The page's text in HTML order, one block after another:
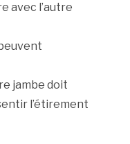
avec l’autre
jambe doit
l’étirement